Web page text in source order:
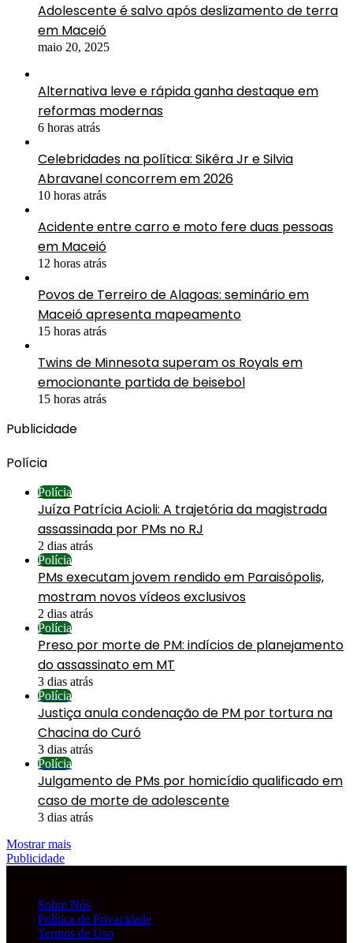
Adolescente é salvo após deslizamento de terra
em Maceió
maio 20, 2025
Alternativa leve e rápida ganha destaque em
reformas modernas
6 horas atrás
Celebridades na política: Sikêra Jr e Silvia
Abravanel concorrem em 2026
10 horas atrás
Acidente entre carro e moto fere duas pessoas
em Maceió
12 horas atrás
Povos de Terreiro de Alagoas: seminário em
Maceió apresenta mapeamento
15 horas atrás
Twins de Minnesota superam os Royals em
emocionante partida de beisebol
15 horas atrás
Publicidade
Polícia
Polícia
Juíza Patrícia Acioli: A trajetória da magistrada
assassinada por PMs no RJ
2 dias atrás
Polícia
PMs executam jovem rendido em Paraisópolis,
mostram novos vídeos exclusivos
2 dias atrás
Polícia
Preso por morte de PM: indícios de planejamento
do assassinato em MT
3 dias atrás
Polícia
Justiça anula condenação de PM por tortura na
Chacina do Curó
3 dias atrás
Polícia
Julgamento de PMs por homicídio qualificado em
caso de morte de adolescente
3 dias atrás
Mostrar mais
Publicidade
Sobre Nós
Política de Privacidade
Termos de Uso